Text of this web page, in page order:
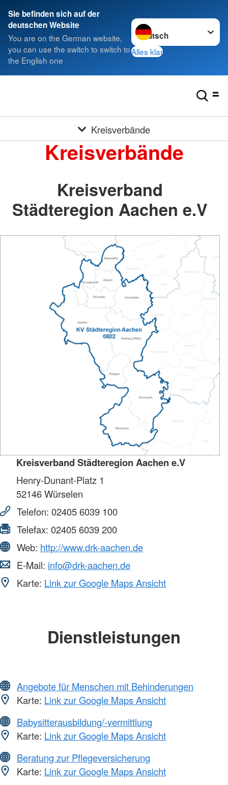
Sie befinden sich auf der
deutschen Website
You are on the German website,
you can use the switch to switch to
the English one
Sprache wechseln zu
Alles klar
Kreisverbände
Kreisverbände
Kreisverband
Städteregion Aachen e.V
Kreisverband Städteregion Aachen e.V
Henry-Dunant-Platz 1
52146Würselen
Telefon: 02405 6039 100
Telefax: 02405 6039 200
Web: http://www.drk-aachen.de
E-Mail: info@drk-aachen.de
Karte: Link zur Google Maps Ansicht
Dienstleistungen
Angebote für Menschen mit Behinderungen
Karte: Link zur Google Maps Ansicht
Babysitterausbildung/-vermittlung
Karte: Link zur Google Maps Ansicht
Beratung zur Pflegeversicherung
Karte: Link zur Google Maps Ansicht